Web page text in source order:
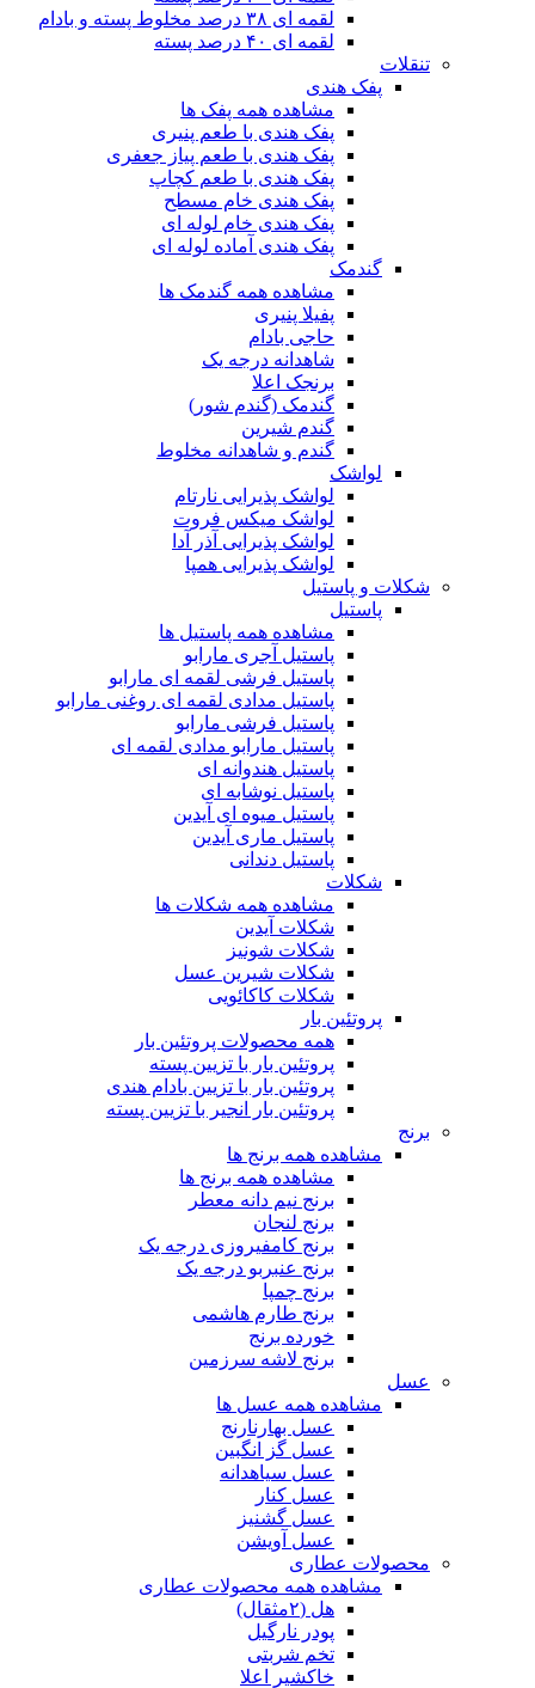
لقمه ای ۳۸ درصد مخلوط پسته و بادام
لقمه ای ۴۰ درصد پسته
تنقلات
پفک هندی
مشاهده همه پفک ها
پفک هندی با طعم پنیری
پفک هندی با طعم پیاز جعفری
پفک هندی با طعم کچاپ
پفک هندی خام مسطح
پفک هندی خام لوله ای
پفک هندی آماده لوله ای
گندمک
مشاهده همه گندمک ها
پفیلا پنیری
حاجی بادام
شاهدانه درجه یک
برنجک اعلا
گندمک (گندم شور)
گندم شیرین
گندم و شاهدانه مخلوط
لواشک
لواشک پذیرایی نارتام
لواشک میکس فروت
لواشک پذیرایی آذر آدا
لواشک پذیرایی همپا
شکلات و پاستیل
پاستیل
مشاهده همه پاستیل ها
پاستیل آجری مارابو
پاستیل فرشی لقمه ای مارابو
پاستیل مدادی لقمه ای روغنی مارابو
پاستیل فرشی مارابو
پاستیل مارابو مدادی لقمه ای
پاستیل هندوانه ای
پاستیل نوشابه ای
پاستیل میوه ای آیدین
پاستیل ماری آیدین
پاستیل دندانی
شکلات
مشاهده همه شکلات ها
شکلات آیدین
شکلات شونیز
شکلات شیرین عسل
شکلات کاکائویی
پروتئین بار
همه محصولات پروتئین بار
پروتئین بار با تزیین پسته
پروتئین بار با تزیین بادام هندی
پروتئین بار انجیر با تزیین پسته
برنج
مشاهده همه برنج ها
مشاهده همه برنج ها
برنج نیم دانه معطر
برنج لنجان
برنج کامفیروزی درجه یک
برنج عنبربو درجه یک
برنج چمپا
برنج طارم هاشمی
خورده برنج
برنج لاشه سرزمین
عسل
مشاهده همه عسل ها
عسل بهارنارنج
عسل گز انگبین
عسل سیاهدانه
عسل کنار
عسل گشنیز
عسل آویشن
محصولات عطاری
مشاهده همه محصولات عطاری
هل (۲مثقال)
پودر نارگیل
تخم شربتی
خاکشیر اعلا